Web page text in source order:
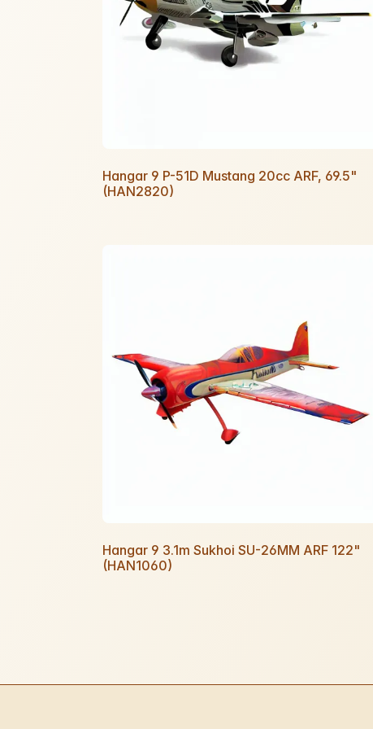
Hangar 9 P-51D Mustang 20cc ARF, 69.5"
(HAN2820)
Hangar 9 3.1m Sukhoi SU-26MM ARF 122"
(HAN1060)